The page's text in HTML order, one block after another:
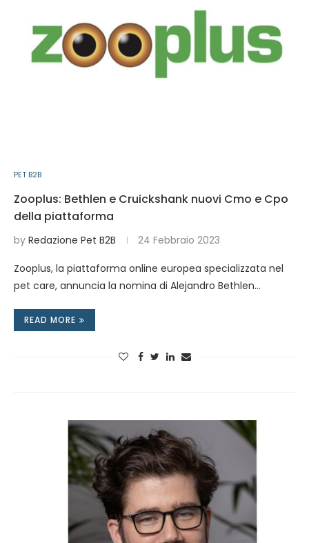
PET B2B
Zooplus: Bethlen e Cruickshank nuovi Cmo e Cpo
della piattaforma
by Redazione Pet B2B 24 Febbraio 2023
Zooplus, la piattaforma online europea specializzata nel
pet care, annuncia la nomina di Alejandro Bethlen…
READ MORE